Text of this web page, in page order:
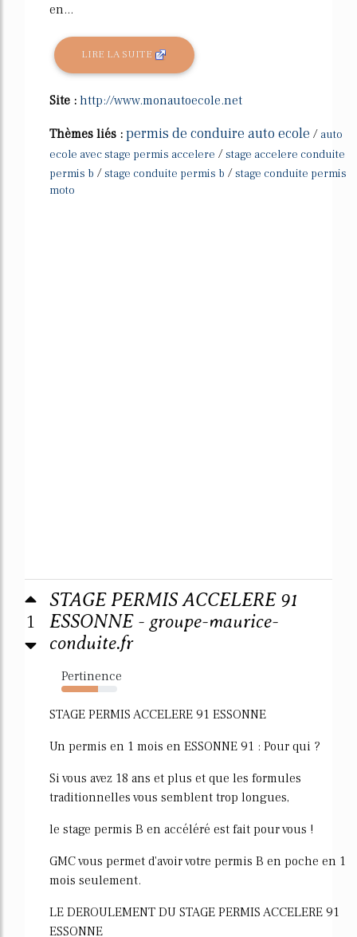
en...
LIRE LA SUITE
Site : http://www.monautoecole.net
Thèmes liés : permis de conduire auto ecole / auto
ecole avec stage permis accelere /stage accelere conduite
permis b /stage conduite permis b /stage conduite permis
moto
1
STAGE PERMIS ACCELERE 91
ESSONNE - groupe-maurice-
conduite.fr
Pertinence
66%
STAGE PERMIS ACCELERE 91 ESSONNE
Un permis en 1 mois en ESSONNE 91 : Pour qui ?
Si vous avez 18 ans et plus et que les formules
traditionnelles vous semblent trop longues,
le stage permis B en accéléré est fait pour vous !
GMC vous permet d'avoir votre permis B en poche en 1
mois seulement.
LE DEROULEMENT DU STAGE PERMIS ACCELERE 91
ESSONNE